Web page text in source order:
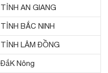
TỈNH AN GIANG
TỈNH BẮC NINH
TỈNH LÂM ĐỒNG
ĐắK Nông